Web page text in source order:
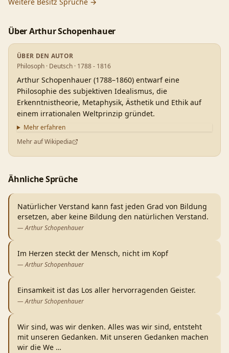
ÜberArthur Schopenhauer
ÜBER DEN AUTOR
Philosoph · Deutsch · 1788 - 1816
Arthur Schopenhauer (1788–1860) entwarf eine
Philosophie des subjektiven Idealismus, die
Erkenntnistheorie, Metaphysik, Ästhetik und Ethik auf
einem irrationalen Weltprinzip gründet.
Mehr erfahren
Mehr auf Wikipedia
Ähnliche Sprüche
Natürlicher Verstand kann fast jeden Grad von Bildung
ersetzen, aber keine Bildung den natürlichen Verstand.
—Arthur Schopenhauer
Im Herzen steckt der Mensch, nicht im Kopf
—Arthur Schopenhauer
Einsamkeit ist das Los aller hervorragenden Geister.
—Arthur Schopenhauer
Wir sind, was wir denken. Alles was wir sind, entsteht
mit unseren Gedanken. Mit unseren Gedanken machen
wir die We …